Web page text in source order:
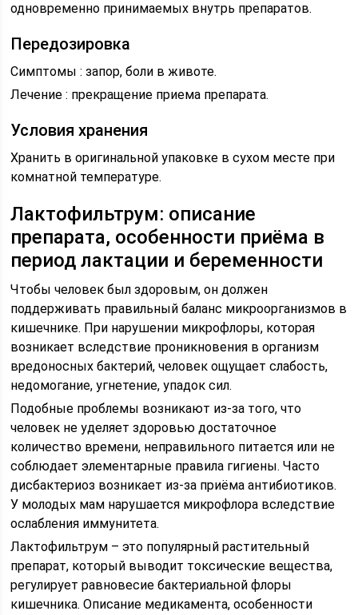
одновременно принимаемых внутрь препаратов.
Передозировка
Симптомы : запор, боли в животе.
Лечение : прекращение приема препарата.
Условия хранения
Хранить в оригинальной упаковке в сухом месте при
комнатной температуре.
Лактофильтрум: описание
препарата, особенности приёма в
период лактации и беременности
Чтобы человек был здоровым, он должен
поддерживать правильный баланс микроорганизмов в
кишечнике. При нарушении микрофлоры, которая
возникает вследствие проникновения в организм
вредоносных бактерий, человек ощущает слабость,
недомогание, угнетение, упадок сил.
Подобные проблемы возникают из-за того, что
человек не уделяет здоровью достаточное
количество времени, неправильного питается или не
соблюдает элементарные правила гигиены. Часто
дисбактериоз возникает из-за приёма антибиотиков.
У молодых мам нарушается микрофлора вследствие
ослабления иммунитета.
Лактофильтрум – это популярный растительный
препарат, который выводит токсические вещества,
регулирует равновесие бактериальной флоры
кишечника. Описание медикамента, особенности